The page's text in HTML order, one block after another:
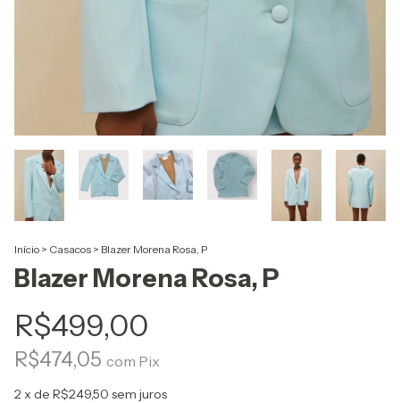
Início > Casacos > Blazer Morena Rosa, P
Blazer Morena Rosa, P
R$499,00
R$474,05 com Pix
2x de R$249,50 sem juros